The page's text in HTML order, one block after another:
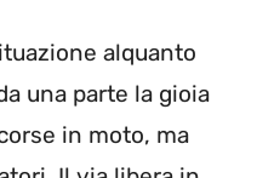
alquanto
una parte la gioia
in moto, ma